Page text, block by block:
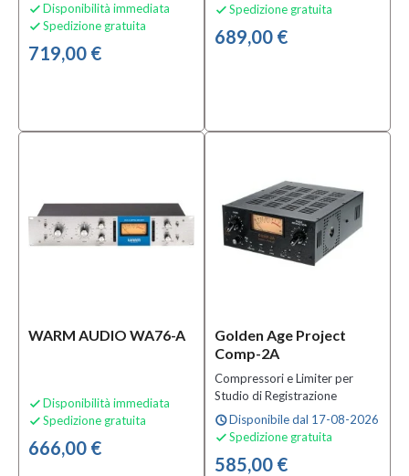
 Disponibilità immediata
 Spedizione gratuita
719,00 €
 Spedizione gratuita
689,00 €
WARM AUDIO WA76-A
 Disponibilità immediata
 Spedizione gratuita
666,00 €
Golden Age Project
Comp-2A
Compressori e Limiter per
Studio di Registrazione
scheduleDisponibile dal 17-08-2026
 Spedizione gratuita
585,00 €